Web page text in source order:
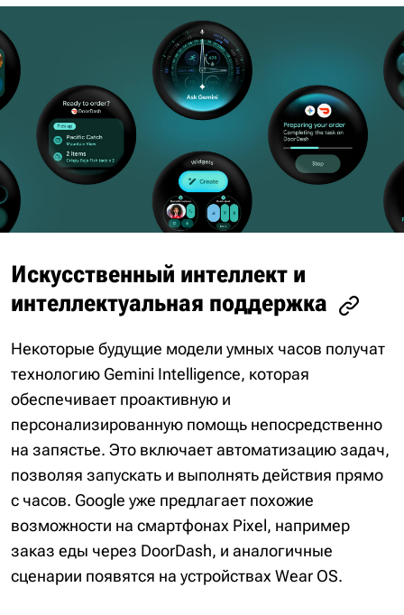
Искусственный интеллект и
интеллектуальная поддержка
Некоторые будущие модели умных часов получат
технологию Gemini Intelligence, которая
обеспечивает проактивную и
персонализированную помощь непосредственно
на запястье. Это включает автоматизацию задач,
позволяя запускать и выполнять действия прямо
с часов. Google уже предлагает похожие
возможности на смартфонах Pixel, например
заказ еды через DoorDash, и аналогичные
сценарии появятся на устройствах Wear OS.